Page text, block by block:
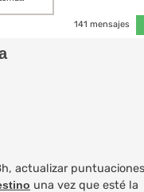
141 mensajes
actualizar
una vez que esté la